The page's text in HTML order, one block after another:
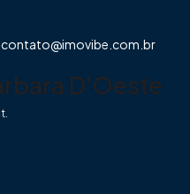
contato@imovibe.com.br
D'Oeste